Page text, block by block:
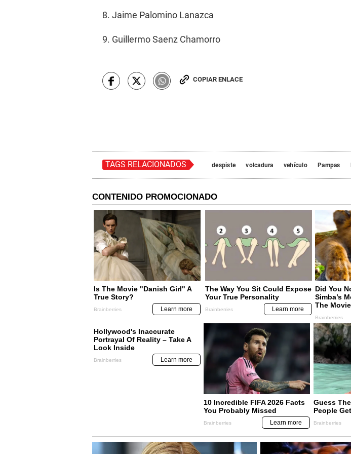
8. Jaime Palomino Lanazca
9. Guillermo Saenz Chamorro
COPIAR ENLACE
TAGS RELACIONADOS despiste volcadura vehículo Pampas